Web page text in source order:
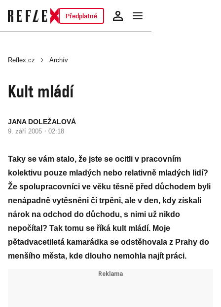
Předplatné
Reflex.cz Archív
Kult mládí
JANA DOLEŽALOVÁ
9. září 2005 · 02:18
Taky se vám stalo, že jste se ocitli v pracovním
kolektivu pouze mladých nebo relativně mladých lidí?
Že spolupracovníci ve věku těsně před důchodem byli
nenápadně vytěsněni či trpěni, ale v den, kdy získali
nárok na odchod do důchodu, s nimi už nikdo
nepočítal? Tak tomu se říká kult mládí. Moje
pětadvacetiletá kamarádka se odstěhovala z Prahy do
menšího města, kde dlouho nemohla najít práci.